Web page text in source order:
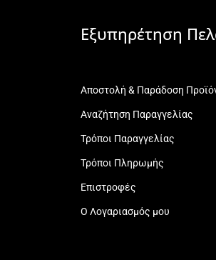
Εξυπηρέτηση
Αποστολή & Παράδοση
Αναζήτηση Παραγγελίας
Τρόποι Παραγγελίας
Τρόποι Πληρωμής
Επιστροφές
Ο Λογαριασμός μου